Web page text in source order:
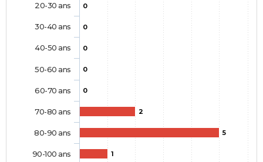
0
0
0
0
0
2
5
1
20-30 ans
30-40 ans
40-50 ans
50-60 ans
60-70 ans
70-80 ans
80-90 ans
90-100 ans